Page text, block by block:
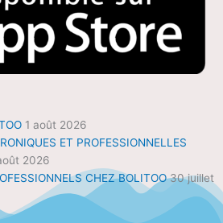
1 août 2026
ET PROFESSIONNELLES
2026
CHEZ BOLITOO 30 juillet